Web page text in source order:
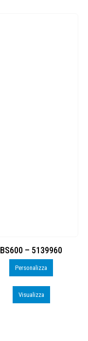
BS600 – 5139960
Personalizza
Visualizza